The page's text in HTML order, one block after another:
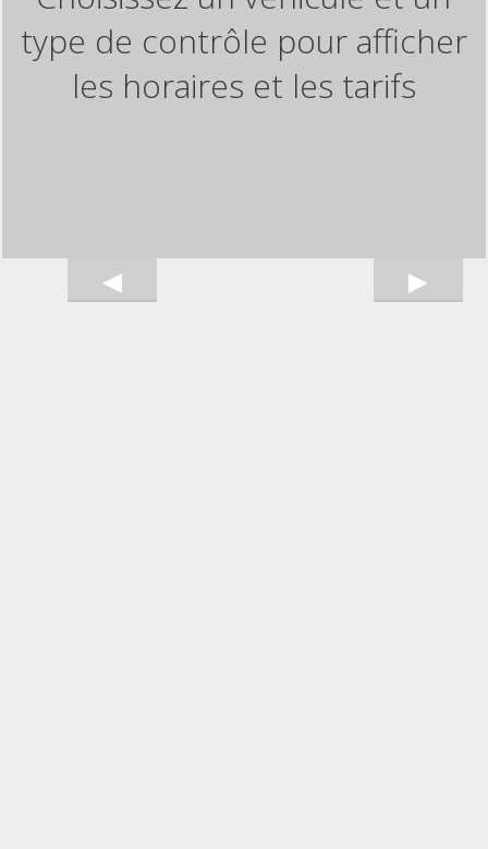
type de contrôle pour afficher
les horaires et les tarifs